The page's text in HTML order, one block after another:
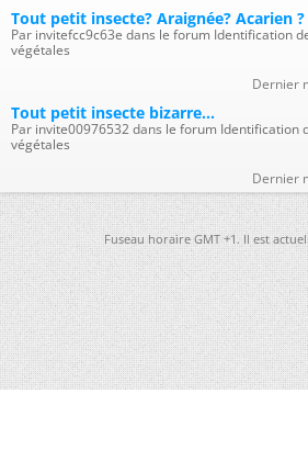
Tout petit insecte? Araignée? Acarien ?
Par invitefcc9c63e dans le forum Identification
végétales
Dernier
Tout petit insecte bizarre...
Par invite00976532 dans le forum Identification
végétales
Dernier
Fuseau horaire GMT +1. Il est